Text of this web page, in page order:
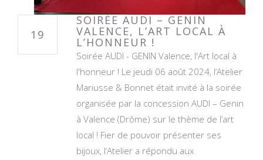
19
SOIRÉE AUDI – GENIN
VALENCE, L’ART LOCAL À
L’HONNEUR !
Soirée AUDI - GENIN Valence, l'Art local à
l'honneur ! Le jeudi 06 août 2024, l’Atelier
Mariusse & Bonnet était invité à la soirée
organisée par la concession AUDI – Genin
à Valence (Drôme) sur le thème de l’art
local ! Fier de pouvoir présenter ses
bijoux, l’Atelier a répondu aux